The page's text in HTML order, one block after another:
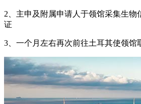
2、主申及附属申请人于领馆采集生物
证
3、一个月左右再次前往土耳其使领馆